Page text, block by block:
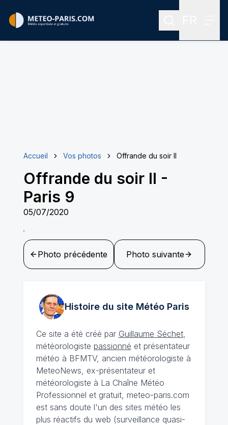
Rechercher
Accueil Vos photos Offrande du soir II
Offrande du soir II -
Paris 9
05/07/2020
Photo précédente Photo suivante
Histoire du site MétéoParis
Ce site a été créé par Guillaume Séchet,
météorologiste passionné et présentateur
météo à BFMTV, ancien météorologiste à
MeteoNews, ex-présentateur et
météorologiste à La Chaîne Météo
Professionnel et gratuit, meteo-paris.com
est sans doute l'un des sites météo les
plus réactifs du web (surveillance quasi-